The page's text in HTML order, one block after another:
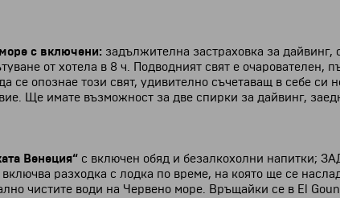
с включени: задължителна застраховка за
от хотела в 8 ч. Подводният свят е
се опознае този свят, удивително съчетаващ в себе
Ще имате възможност за две спирки за дайвинг,
Венеция“ с включен обяд и безалкохолни напитки;
включва разходка с лодка по време, на която ще се
чистите води на Червено море. Връщайки се в El